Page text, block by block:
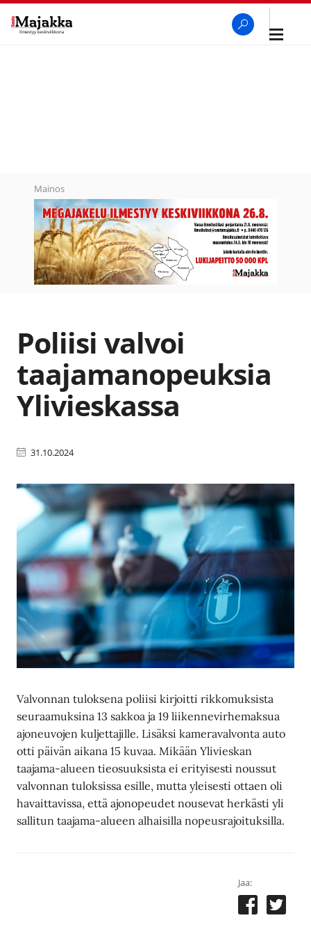
Avaa
Mainos
Poliisi valvoi
taajamanopeuksia
Ylivieskassa
31.10.2024
Valvonnan tuloksena poliisi kirjoitti rikkomuksista
seuraamuksina 13 sakkoa ja 19 liikennevirhemaksua
ajoneuvojen kuljettajille. Lisäksi kameravalvonta auto
otti päivän aikana 15 kuvaa. Mikään Ylivieskan
taajama-alueen tieosuuksista ei erityisesti noussut
valvonnan tuloksissa esille, mutta yleisesti ottaen oli
havaittavissa, että ajonopeudet nousevat herkästi yli
sallitun taajama-alueen alhaisilla nopeusrajoituksilla.
Jaa: